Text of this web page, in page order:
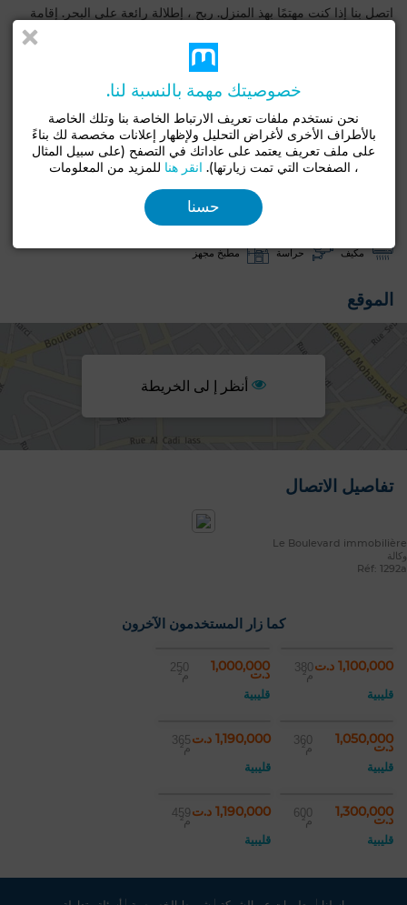
اتصل بنا إذا كنت مهتمًا بهذ المنزل. ربح ، إطلالة رائعة على البحر. إقامة
نوع جيد
فيلا
مساحة قطعة الأرض
470 م²
الحالة
بحالة جيدة / صالح للسكن
مرآب مطلة على البحر
مكيف حراسة مطبخ مجهز
الموقع
أنظر إ لى الخريطة
تفاصيل الاتصال
Le Boulevard immobilière
وكالة
Réf: 1292a
كما زار المستخدمون الآخرون
1,100,000 د.ت 380
م²
قليبية
1,000,000
د.ت 250
م²
قليبية
1,050,000
د.ت 360
م²
قليبية
1,190,000 د.ت 365
م²
قليبية
1,300,000
د.ت 600
م²
قليبية
1,190,000 د.ت 459
م²
قليبية
خصوصيتك مهمة بالنسبة لنا.
نحن نستخدم ملفات تعريف الارتباط الخاصة بنا وتلك الخاصة
بالأطراف الأخرى لأغراض التحليل ولإظهار إعلانات مخصصة لك بناءً
على ملف تعريف يعتمد على عاداتك في التصفح (على سبيل المثال
، الصفحات التي تمت زيارتها). انقر هنا للمزيد من المعلومات
حسنا